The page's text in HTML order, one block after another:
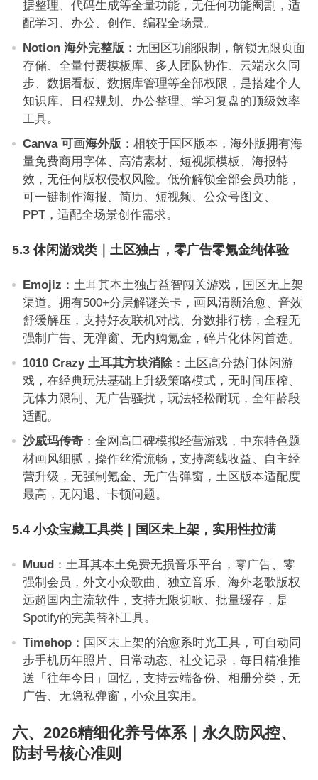
据整理、代码生成等全量功能，无任何功能阉割，适
配学习、办公、创作、编程全场景。
Notion 海外完整版 ：无国区功能限制，解锁无限页面
存储、全量付费模板库、多人团队协作、云端永久同
步、数据看板、数据库管理等全部权限，是搭建个人
知识库、日程规划、办公整理、学习复盘的顶级效率
工具。
Canva 可画海外版 ：相较于国区版本，海外版拥有海
量免费商用字体、高清素材、短视频模板、海报特
效，无任何版权侵权风险。低价解锁全部会员功能，
可一键制作海报、简历、短视频、公众号图文、
PPT，适配全场景创作需求。
5.3 休闲游戏类｜土区独占，零广告零氪金纯体验
Emojiz ：土耳其本土独占益智闯关游戏，国区无上架
渠道。拥有500+分层解谜关卡，画风清新治愈、音效
舒缓解压，支持好友联机对战、分数排行榜，全程无
强制广告、无弹窗、无内购氪金，碎片化休闲首选。
1010 Crazy 土耳其方块消除：土区高分热门休闲游
戏，在经典玩法基础上升级策略模式，无时间压榨、
无体力限制、无广告骚扰，玩法轻松耐玩，全年龄段
适配。
沙威玛传奇：全网高口碑模拟经营游戏，中东特色题
材画风细腻，操作丝滑流畅，支持离线收益、自主经
营升级，无强制氪金、无广告弹窗，土区版本适配度
最高，无闪退、卡顿问题。
5.4 小众宝藏工具类｜国区未上架，实用性拉满
Muud：土耳其本土免费无损音乐平台，零广告、零
强制会员，外文小众歌曲、独立音乐、海外老歌版权
远超国内主流软件，支持无限切歌、批量缓存，是
Spotify的完美替补工具。
Timehop：国区未上架的治愈系时光工具，可自动同
步手机历年照片、日常动态、社交记录，每日精准推
送「往年今日」回忆，支持云端备份、相册分类，无
广告、无隐私弹窗，小众且实用。
六、2026精细化养号体系｜永久防风控、
防封号核心准则